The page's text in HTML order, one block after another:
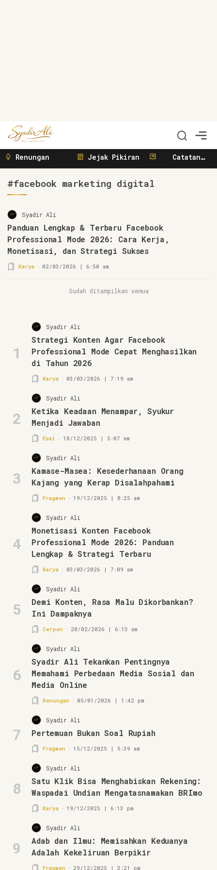
Syadir Ali
Menulis, Berbisnis, Meliput, Menggerakkan
Renungan Jejak Pikiran
Catatan
#facebook marketing digital
Syadir Ali
Panduan Lengkap & Terbaru Facebook
Professional Mode 2026: Cara Kerja,
Monetisasi, dan Strategi Sukses
Karya 02/03/2026 | 6:50 am
Sudah ditampilkan semua
1
Syadir Ali
Strategi Konten Agar Facebook
Professional Mode Cepat Menghasilkan
di Tahun 2026
Karya 03/03/2026 | 7:19 am
2
Syadir Ali
Ketika Keadaan Menampar, Syukur
Menjadi Jawaban
Esai 18/12/2025 | 5:07 am
3
Syadir Ali
Kamase-Masea: Kesederhanaan Orang
Kajang yang Kerap Disalahpahami
Fragmen 19/12/2025 | 8:25 am
4
Syadir Ali
Monetisasi Konten Facebook
Professional Mode 2026: Panduan
Lengkap & Strategi Terbaru
Karya 03/03/2026 | 7:09 am
5
Syadir Ali
Demi Konten, Rasa Malu Dikorbankan?
Ini Dampaknya
Cerpen 28/02/2026 | 6:13 am
6
Syadir Ali
Syadir Ali Tekankan Pentingnya
Memahami Perbedaan Media Sosial dan
Media Online
Renungan 05/01/2026 | 1:42 pm
7
Syadir Ali
Pertemuan Bukan Soal Rupiah
Fragmen 15/12/2025 | 5:39 am
8
Syadir Ali
Satu Klik Bisa Menghabiskan Rekening:
Waspadai Undian Mengatasnamakan BRImo
Karya 19/12/2025 | 6:13 pm
9
Syadir Ali
Adab dan Ilmu: Memisahkan Keduanya
Adalah Kekeliruan Berpikir
Fragmen 29/12/2025 | 3:21 pm